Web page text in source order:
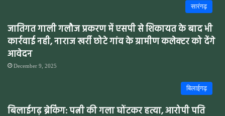
सारंगढ़
जातिगत गाली गलौज प्रकरण में एसपी से शिकायत के बाद भी
कार्रवाई नही, नाराज खर्री छोटे गांव के ग्रामीण कलेक्टर को देंगे
आवेदन
December 9, 2025
बिलाईगढ़
बिलाईगढ़ ब्रेकिंग: पत्नी की गला घोंटकर हत्या, आरोपी पति